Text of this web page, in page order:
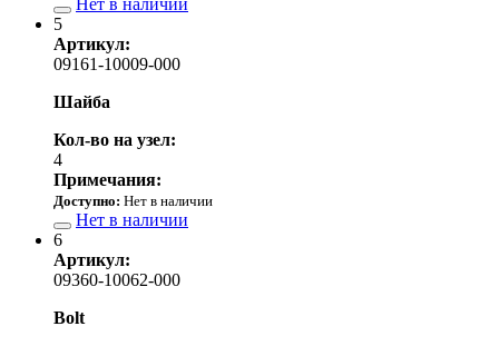
5
Артикул:
09161-10009-000
Шайба
Кол-во на узел:
4
Примечания:
Доступно: Нет в наличии
Нет в наличии
6
Артикул:
09360-10062-000
Bolt